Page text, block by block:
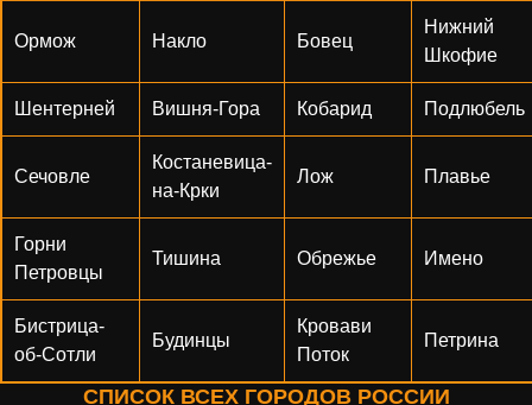
Ормож Накло Бовец
Нижний
Шкофие
Шентерней Вишня-Гора Кобарид Подлюбель
Сечовле
Костаневица-
на-Крки
Лож Плавье
Горни
Петровцы
Тишина Обрежье Имено
Бистрица-
об-Сотли
Будинцы
Кровави
Поток
Петрина
СПИСОК ВСЕХ ГОРОДОВ РОССИИ